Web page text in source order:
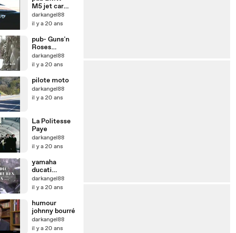
M5 jet car
commercial
darkangel88
il y a 20 ans
pub- Guns'n
Roses
Mastercard
darkangel88
il y a 20 ans
pilote moto
darkangel88
il y a 20 ans
La Politesse
Paye
darkangel88
il y a 20 ans
yamaha
ducati
kawasaki
darkangel88
il y a 20 ans
humour
johnny bourré
darkangel88
il y a 20 ans